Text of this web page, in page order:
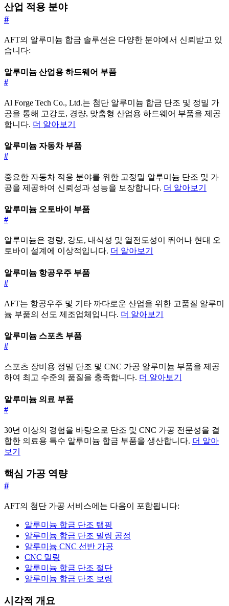
산업 적용 분야
#
AFT의 알루미늄 합금 솔루션은 다양한 분야에서 신뢰받고 있
습니다:
알루미늄 산업용 하드웨어 부품
#
Al Forge Tech Co., Ltd.는 첨단 알루미늄 합금 단조 및 정밀 가
공을 통해 고강도, 경량, 맞춤형 산업용 하드웨어 부품을 제공
합니다. 더 알아보기
알루미늄 자동차 부품
#
중요한 자동차 적용 분야를 위한 고정밀 알루미늄 단조 및 가
공을 제공하여 신뢰성과 성능을 보장합니다. 더 알아보기
알루미늄 오토바이 부품
#
알루미늄은 경량, 강도, 내식성 및 열전도성이 뛰어나 현대 오
토바이 설계에 이상적입니다. 더 알아보기
알루미늄 항공우주 부품
#
AFT는 항공우주 및 기타 까다로운 산업을 위한 고품질 알루미
늄 부품의 선도 제조업체입니다. 더 알아보기
알루미늄 스포츠 부품
#
스포츠 장비용 정밀 단조 및 CNC 가공 알루미늄 부품을 제공
하여 최고 수준의 품질을 충족합니다. 더 알아보기
알루미늄 의료 부품
#
30년 이상의 경험을 바탕으로 단조 및 CNC 가공 전문성을 결
합한 의료용 특수 알루미늄 합금 부품을 생산합니다. 더 알아
보기
핵심 가공 역량
#
AFT의 첨단 가공 서비스에는 다음이 포함됩니다:
알루미늄 합금 단조 탭핑
알루미늄 합금 단조 밀링 공정
알루미늄 CNC 선반 가공
CNC 밀링
알루미늄 합금 단조 절단
알루미늄 합금 단조 보링
시각적 개요